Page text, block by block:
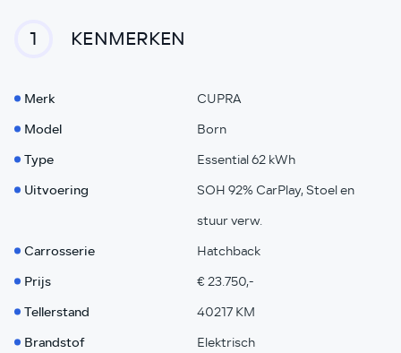
1 KENMERKEN
Merk
CUPRA
Model
Born
Type
Essential 62 kWh
Uitvoering
SOH 92% CarPlay, Stoel en
stuur verw.
Carrosserie
Hatchback
Prijs
€ 23.750,-
Tellerstand
40217 KM
Brandstof
Elektrisch